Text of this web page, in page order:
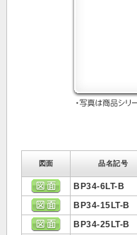
図面 品名記号
BP34-6LT-B
BP34-15LT-B
BP34-25LT-B